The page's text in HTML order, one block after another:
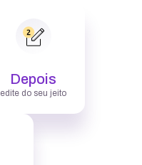
Depois
edite do seu jeito